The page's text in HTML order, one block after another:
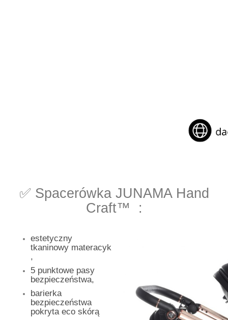
✅ Spacerówka JUNAMA Hand
Craft™ :
estetyczny
tkaninowy materacyk
,
5 punktowe pasy
bezpieczeństwa,
barierka
bezpieczeństwa
pokryta eco skórą